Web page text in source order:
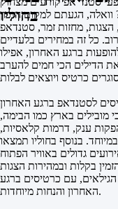
בחוליו
הצגות, מחזות זמר, סטנדאפ
כל זה במחירים בלעדיים
ברגע האחרון, אפילו
הדילים הכי חמים להערב
כרטיס ויוצאים לבלות
לסטנדאפ ברגע האחרון
מובילים בארץ כמו הבימה,
ענק, דרמות קלאסיות,
בנוסף בחוליו תמצאו
בקלות ובמהירות הצגות
הגילאים, עם כרטיסים ברגע
האחרון והנחות מיוחדות.